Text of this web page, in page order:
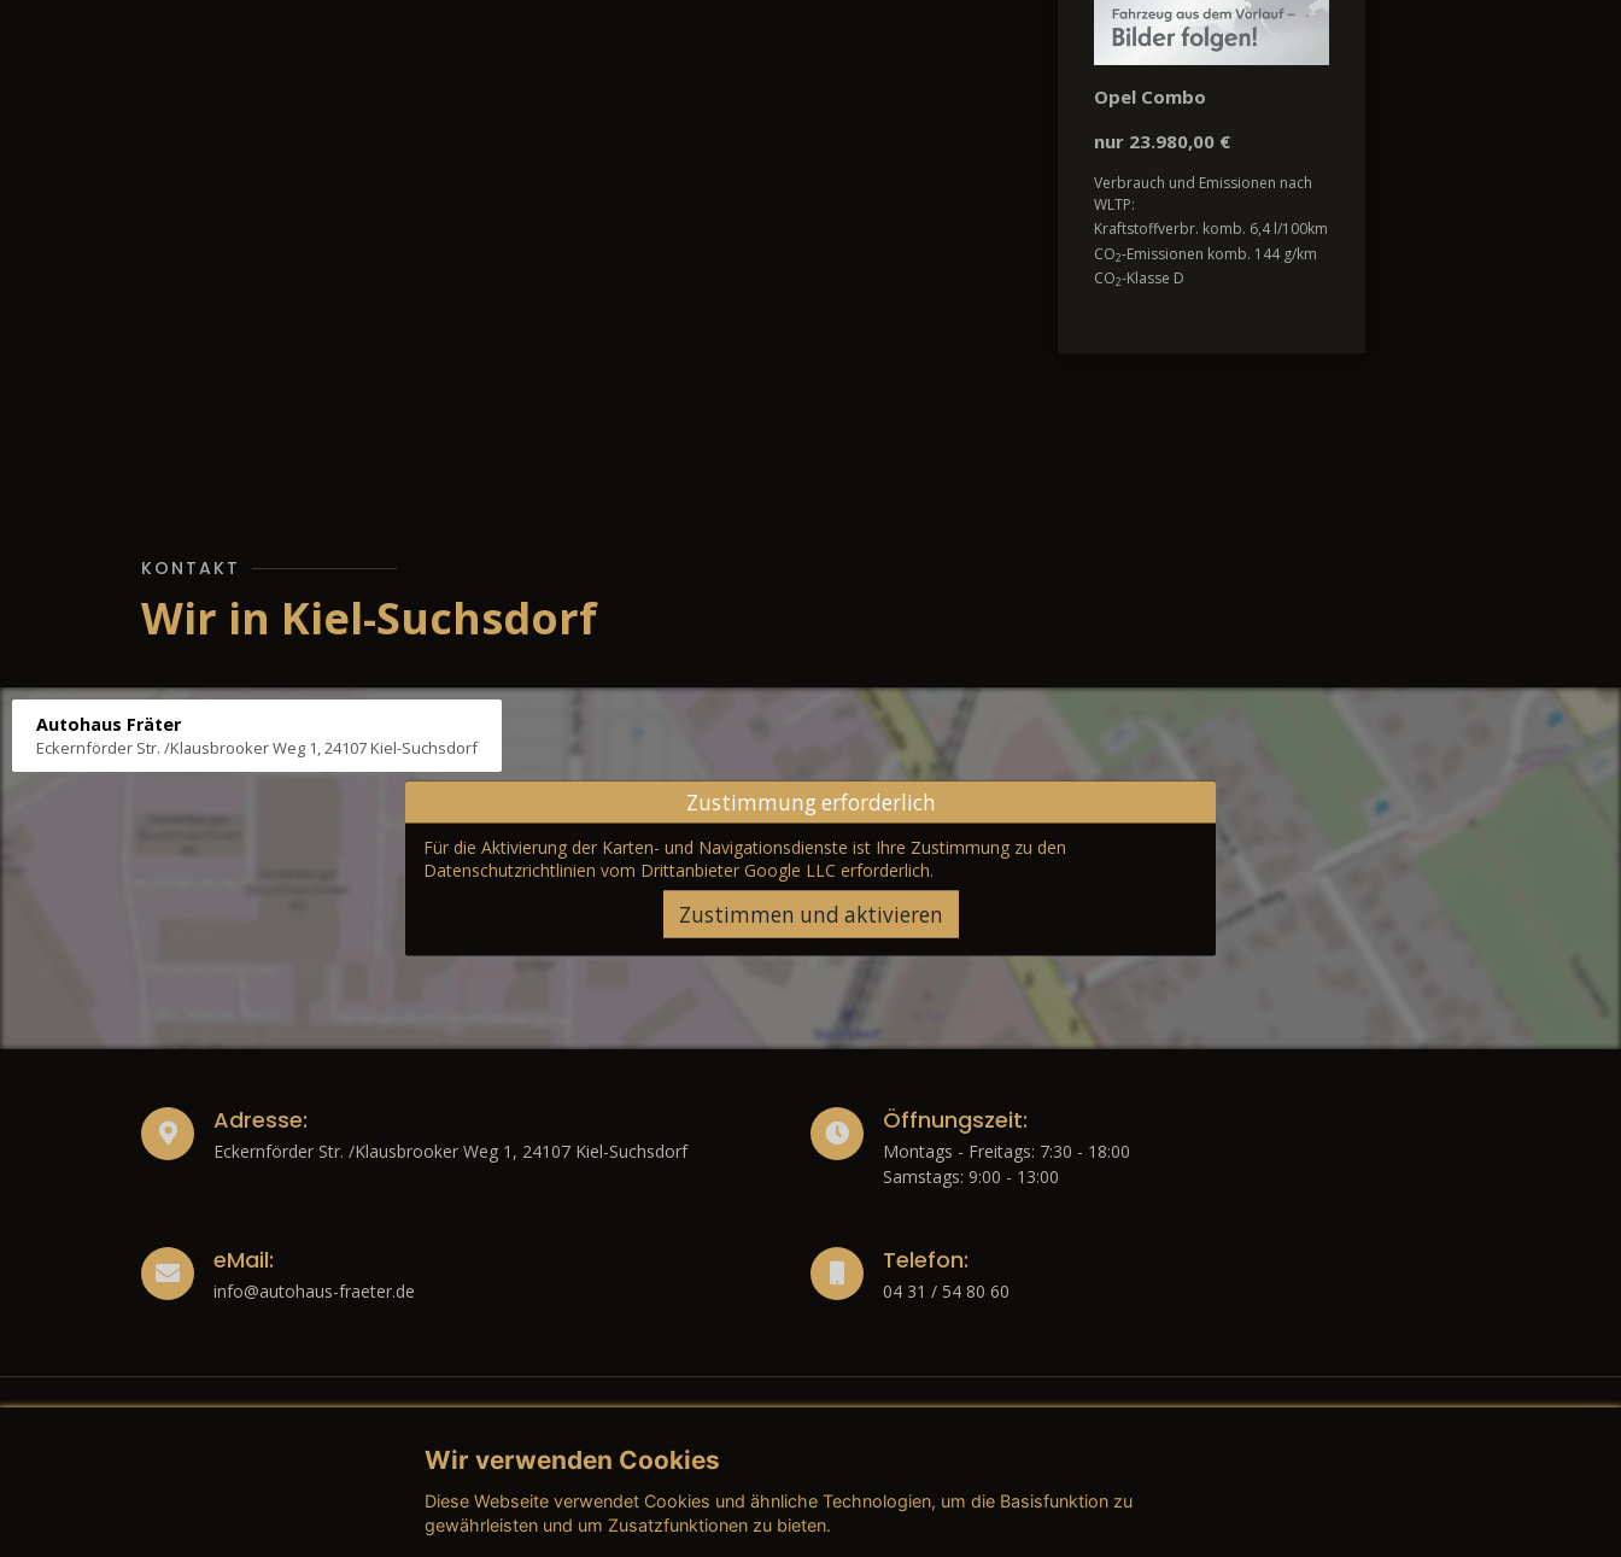
Opel Combo
nur 23.980,00 €
Verbrauch und Emissionen nach
WLTP:
Kraftstoffverbr. komb. 6,4 l/100km
CO2-Emissionen komb. 144 g/km
CO2-Klasse D
KONTAKT
Wir in Kiel-Suchsdorf
Autohaus Fräter
Eckernförder Str. /Klausbrooker Weg 1, 24107 Kiel-Suchsdorf
Zustimmung erforderlich
Für die Aktivierung der Karten- und Navigationsdienste ist Ihre Zustimmung zu den
Datenschutzrichtlinien vom Drittanbieter Google LLC erforderlich.
Zustimmen und aktivieren
Adresse:
Eckernförder Str. /Klausbrooker Weg 1, 24107 Kiel-Suchsdorf
Öffnungszeit:
Montags - Freitags: 7:30 - 18:00
Samstags: 9:00 - 13:00
eMail:
info@autohaus-fraeter.de
Telefon:
04 31 / 54 80 60
Rechtliches
→ Impressum
→ AGB (Neuwagen)
→ AGB (Teile & Zubehör)
Wir verwenden Cookies
Diese Webseite verwendet Cookies und ähnliche Technologien, um die Basisfunktion zu
gewährleisten und um Zusatzfunktionen zu bieten.